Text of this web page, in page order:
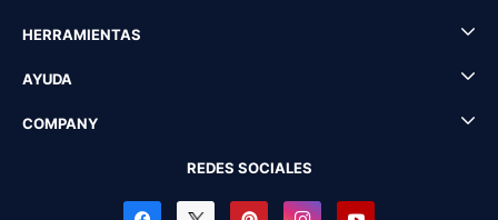
HERRAMIENTAS
AYUDA
COMPANY
REDES SOCIALES